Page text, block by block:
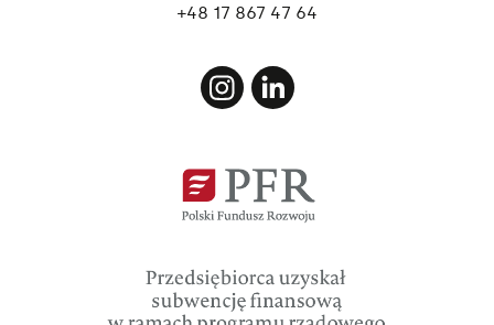
+48 17 867 47 64